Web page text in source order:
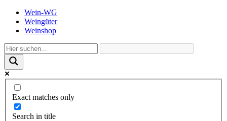
Wein-WG
Weingüter
Weinshop
Exact matches only
Search in title